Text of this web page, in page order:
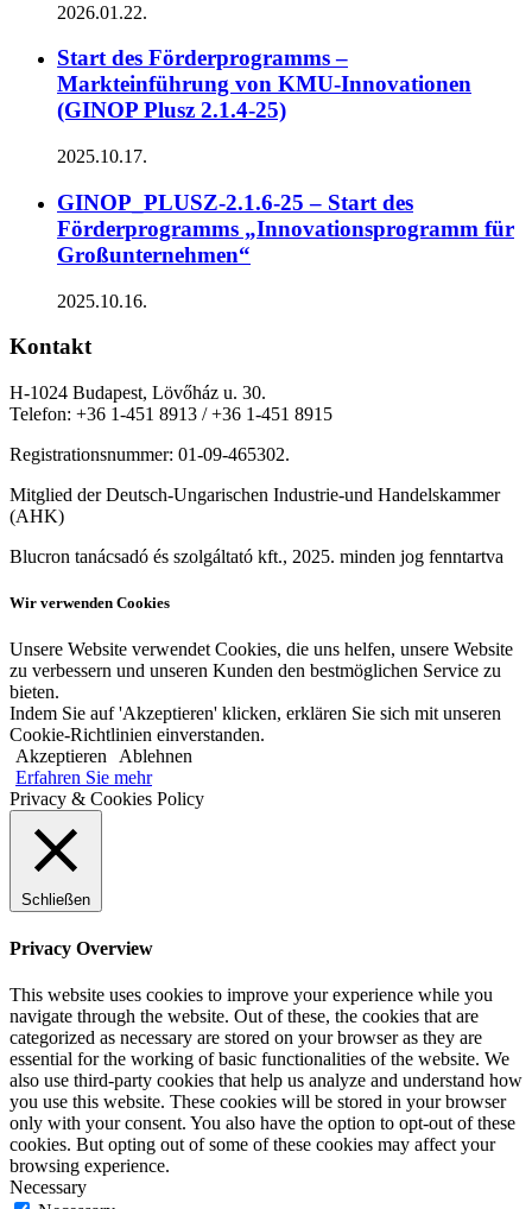
2026.01.22.
Start des Förderprogramms –
Markteinführung von KMU-Innovationen
(GINOP Plusz 2.1.4-25)
2025.10.17.
GINOP_PLUSZ-2.1.6-25 – Start des
Förderprogramms „Innovationsprogramm für
Großunternehmen“
2025.10.16.
Kontakt
H-1024 Budapest, Lövőház u. 30.
Telefon: +36 1-451 8913 / +36 1-451 8915
Registrationsnummer: 01-09-465302.
Mitglied der Deutsch-Ungarischen Industrie-und Handelskammer
(AHK)
Blucron tanácsadó és szolgáltató kft., 2025. minden jog fenntartva
Wir verwenden Cookies
Unsere Website verwendet Cookies, die uns helfen, unsere Website
zu verbessern und unseren Kunden den bestmöglichen Service zu
bieten.
Indem Sie auf 'Akzeptieren' klicken, erklären Sie sich mit unseren
Cookie-Richtlinien einverstanden.
Akzeptieren
Ablehnen
Erfahren Sie mehr
Privacy & Cookies Policy
Schließen
Privacy Overview
This website uses cookies to improve your experience while you
navigate through the website. Out of these, the cookies that are
categorized as necessary are stored on your browser as they are
essential for the working of basic functionalities of the website. We
also use third-party cookies that help us analyze and understand how
you use this website. These cookies will be stored in your browser
only with your consent. You also have the option to opt-out of these
cookies. But opting out of some of these cookies may affect your
browsing experience.
Necessary